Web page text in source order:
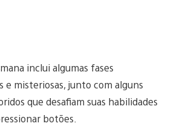
inclui algumas fases
e misteriosas, junto com alguns
que desafiam suas habilidades
botões.